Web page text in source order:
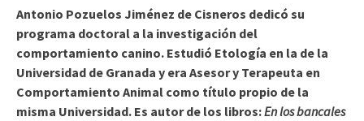
Antonio Pozuelos Jiménez de Cisneros dedicó su
programa doctoral a la investigación del
comportamiento canino. Estudió Etología en la de la
Universidad de Granada y era Asesor y Terapeuta en
Comportamiento Animal como título propio de la
misma Universidad. Es autor de los libros:En los bancales